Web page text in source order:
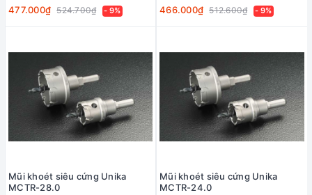
477.000₫ 524.700₫ - 9%
466.000₫ 512.600₫ - 9%
Mũi khoét siêu cứng Unika
MCTR-28.0
Mũi khoét siêu cứng Unika
MCTR-24.0